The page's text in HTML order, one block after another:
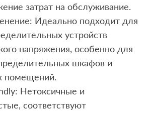
затрат на обслуживание.
Идеально подходит для
устройств
напряжения, особенно для
шкафов и
помещений.
Нетоксичные и
соответствуют